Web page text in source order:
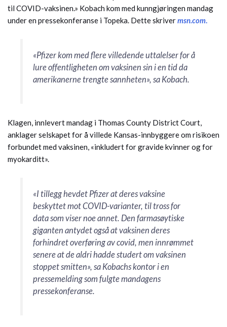
til COVID-vaksinen.» Kobach kom med kunngjøringen mandag
under en pressekonferanse i Topeka. Dette skrivermsn.com.
«Pfizer kom med flere villedende uttalelser for å
lure offentligheten om vaksinen sin i en tid da
amerikanerne trengte sannheten», sa Kobach.
Klagen, innlevert mandag i Thomas County District Court,
anklager selskapet for å villede Kansas-innbyggere om risikoen
forbundet med vaksinen, «inkludert for gravide kvinner og for
myokarditt».
«I tillegg hevdet Pfizer at deres vaksine
beskyttet mot COVID-varianter, til tross for
data som viser noe annet. Den farmasøytiske
giganten antydet også at vaksinen deres
forhindret overføring av covid, men innrømmet
senere at de aldri hadde studert om vaksinen
stoppet smitten», sa Kobachs kontor i en
pressemelding som fulgte mandagens
pressekonferanse.